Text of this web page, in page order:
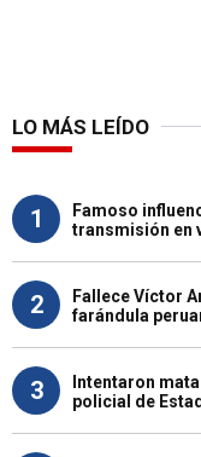
LO MÁS LEÍDO
1
Famoso
transmisión en
2
Fallece Víctor
farándula
3
Intentaron
policial de